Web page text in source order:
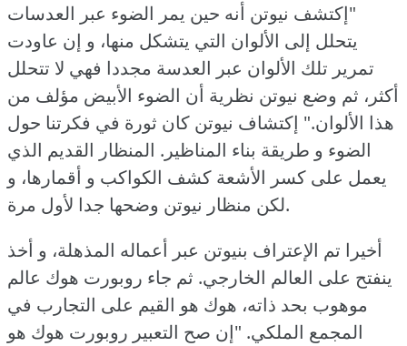
"إكتشف نيوتن أنه حين يمر الضوء عبر العدسات
يتحلل إلى الألوان التي يتشكل منها، و إن عاودت
تمرير تلك الألوان عبر العدسة مجددا فهي لا تتحلل
أكثر، ثم وضع نيوتن نظرية أن الضوء الأبيض مؤلف من
هذا الألوان." إكتشاف نيوتن كان ثورة في فكرتنا حول
الضوء و طريقة بناء المناظير. المنظار القديم الذي
يعمل على كسر الأشعة كشف الكواكب و أقمارها، و
لكن منظار نيوتن وضحها جدا لأول مرة.
أخيرا تم الإعتراف بنيوتن عبر أعماله المذهلة، و أخذ
ينفتح على العالم الخارجي. ثم جاء روبورت هوك عالم
موهوب بحد ذاته، هوك هو القيم على التجارب في
المجمع الملكي. "إن صح التعبير روبورت هوك هو